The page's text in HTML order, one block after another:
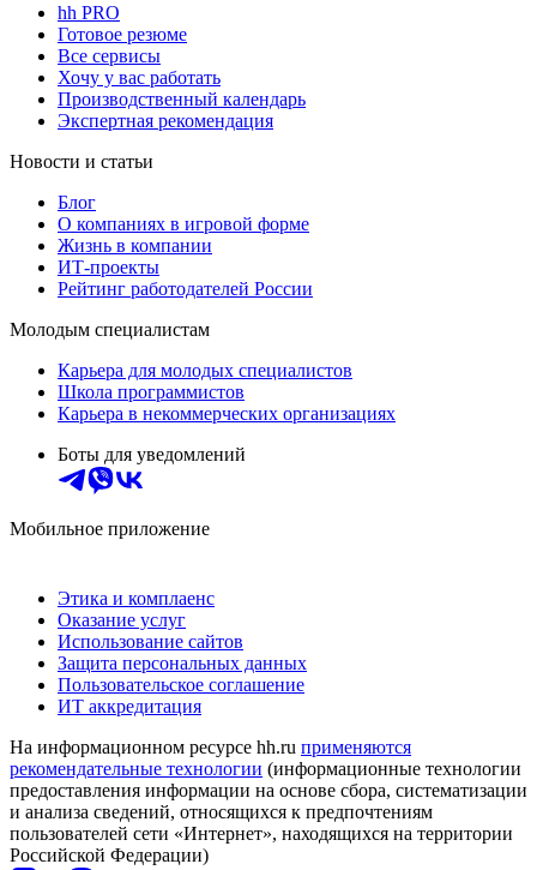
hh PRO
Готовое резюме
Все сервисы
Хочу у вас работать
Производственный календарь
Экспертная рекомендация
Новости и статьи
Блог
О компаниях в игровой форме
Жизнь в компании
ИТ-проекты
Рейтинг работодателей России
Молодым специалистам
Карьера для молодых специалистов
Школа программистов
Карьера в некоммерческих организациях
Боты для уведомлений
Мобильное приложение
Этика и комплаенс
Оказание услуг
Использование сайтов
Защита персональных данных
Пользовательское соглашение
ИТ аккредитация
На информационном ресурсе hh.ru применяются
рекомендательные технологии (информационные технологии
предоставления информации на основе сбора, систематизации
и анализа сведений, относящихся к предпочтениям
пользователей сети «Интернет», находящихся на территории
Российской Федерации)